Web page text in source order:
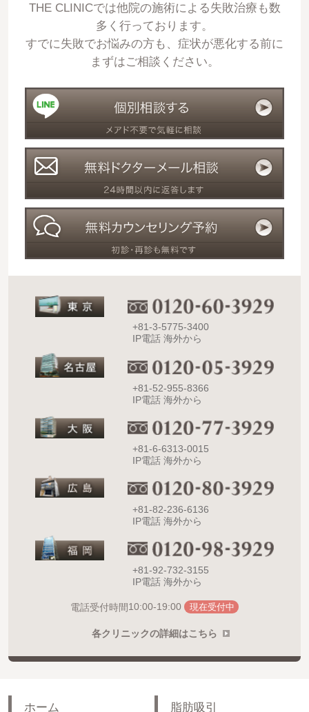
THE CLINICでは他院の施術による失敗治療も数
多く行っております。
すでに失敗でお悩みの方も、症状が悪化する前に
まずはご相談ください。
+81-3-5775-3400
IP電話 海外から
+81-52-955-8366
IP電話 海外から
+81-6-6313-0015
IP電話 海外から
+81-82-236-6136
IP電話 海外から
+81-92-732-3155
IP電話 海外から
電話受付時間10:00-19:00 現在受付中
各クリニックの詳細はこちら
ホーム 脂肪吸引